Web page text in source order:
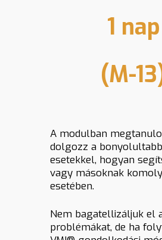
1 nap
(M-
A modulban
dolgozz a
esetekkel, hogyan
vagy másoknak
esetében.
Nem bagatellizáljuk el
problémákat, de ha